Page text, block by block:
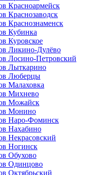
Красноармейск
Краснозаводск
Краснознаменск
Кубинка
Куровское
Ликино-Дулёво
Лосино-Петровский
Лыткарино
Люберцы
Малаховка
Михнево
Можайск
Монино
Наро-Фоминск
Нахабино
Некрасовский
Ногинск
Обухово
Одинцово
Октябрьский